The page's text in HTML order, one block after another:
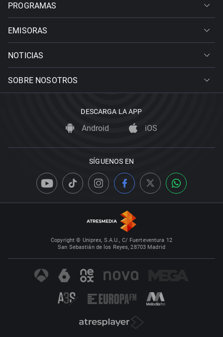
PROGRAMAS
EMISORAS
NOTICIAS
SOBRE NOSOTROS
DESCARGA LA APP
Android iOS
SÍGUENOS EN
Copyright © Uniprex, S.A.U., C/ Fuerteventura 12
San Sebastián de los Reyes, 28703 Madrid